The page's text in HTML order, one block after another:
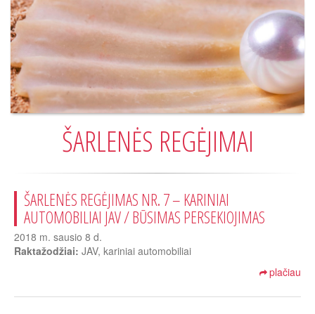
ŠARLENĖS REGĖJIMAI
ŠARLENĖS REGĖJIMAS NR. 7 – KARINIAI
AUTOMOBILIAI JAV / BŪSIMAS PERSEKIOJIMAS
2018 m. sausio 8 d.
Raktažodžiai: JAV, kariniai automobiliai
plačiau